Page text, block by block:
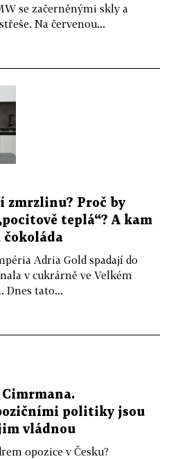
se začerněnými skly a
Na červenou...
zmrzlinu? Proč by
teplá“? A kam
čokoláda
Adria Gold spadají do
v cukrárně ve Velkém
Dnes tato...
Cimrmana.
politiky jsou
vládnou
opozice v Česku?